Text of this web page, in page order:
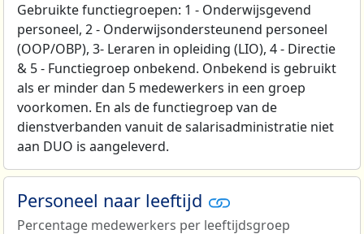
Gebruikte functiegroepen: 1 - Onderwijsgevend
personeel, 2 - Onderwijsondersteunend personeel
(OOP/OBP), 3- Leraren in opleiding (LIO), 4 - Directie
& 5 - Functiegroep onbekend. Onbekend is gebruikt
als er minder dan 5 medewerkers in een groep
voorkomen. En als de functiegroep van de
dienstverbanden vanuit de salarisadministratie niet
aan DUO is aangeleverd.
Personeel naar leeftijd
Percentage medewerkers per leeftijdsgroep